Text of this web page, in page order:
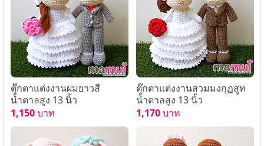
ตุ๊กตาแต่งงานผมยาวสี
น้ำตาลสูง 13 นิ้ว
1,150บาท
ตุ๊กตาแต่งงานสวมมงกุฏสูท
น้ำตาลสูง 13 นิ้ว
1,170บาท